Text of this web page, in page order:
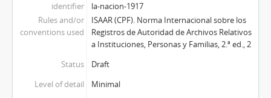
identifier
la-nacion-1917
Rules and/or
conventions used
ISAAR (CPF). Norma Internacional sobre los
Registros de Autoridad de Archivos Relativos
a Instituciones, Personas y Familias, 2.ª ed., 2
Status
Draft
Level of detail
Minimal